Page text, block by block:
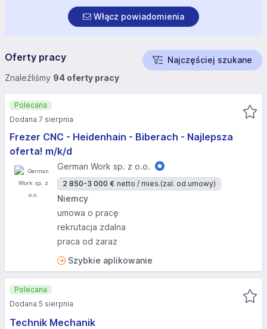
Włącz powiadomienia
Oferty pracy
Najczęściej szukane
Znaleźliśmy 94 oferty pracy
Frezer CNC - Heidenhain - Biberach - Najlepsza
oferta! m/k/d
German Work sp. z o.o.
2 850-3 000 € netto / mies.(zal. od umowy)
Niemcy
umowa o pracę
rekrutacja zdalna
praca od zaraz
Szybkie aplikowanie
Polecana
Dodana 7 sierpnia
Technik Mechanik
Polecana
Dodana 5 sierpnia